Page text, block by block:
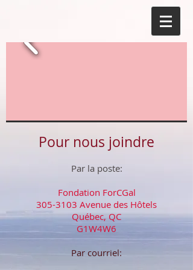
Pour nous joindre
Par la poste:
Fondation ForCGal
305-3103 Avenue des Hôtels
Québec, QC
G1W4W6
Par courriel: